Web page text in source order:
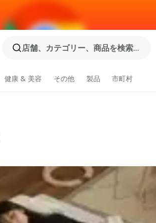
店舗、カテゴリー、商品を検索...
健康 & 美容 その他 製品 市町村